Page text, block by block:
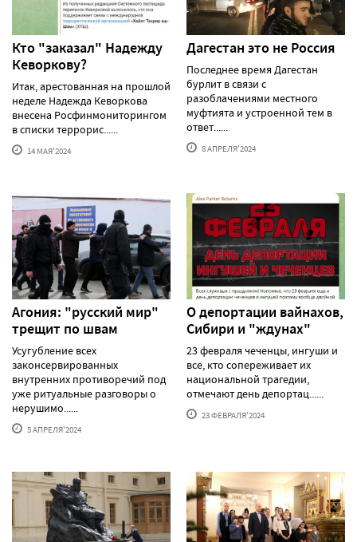
Кто "заказал" Надежду
Кеворкову?
Итак, арестованная на прошлой
неделе Надежда Кеворкова
внесена Росфинмониторингом
в списки террорис......
14 МАЯ'2024
Дагестан это не Россия
Последнее время Дагестан
бурлит в связи с
разоблачениями местного
муфтията и устроенной тем в
ответ......
8 АПРЕЛЯ'2024
Агония: "русский мир"
трещит по швам
Усугубление всех
законсервированных
внутренних противоречий под
уже ритуальные разговоры о
нерушимо......
5 АПРЕЛЯ'2024
О депортации вайнахов,
Сибири и "ждунах"
23 февраля чеченцы, ингуши и
все, кто сопереживает их
национальной трагедии,
отмечают день депортац......
23 ФЕВРАЛЯ'2024